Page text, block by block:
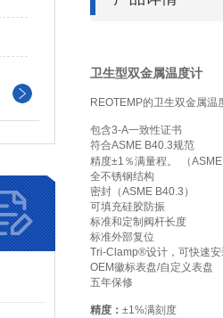
卫生型双金属温度计
REOTEMP的卫生双金属温
包含3-A一致性证书
符合ASME B40.3规范
精度±1 ％满量程。 （
全不锈钢结构
密封（ASME B40.3 ）
可填充硅胶防振
标准和定制阀杆长度
标准外部复位
Tri-Clamp®设计，可快速
OEM徽标表盘/自定义表盘
五年保修
精度： ±1%满刻度